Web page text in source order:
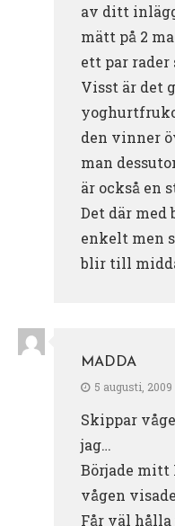
av ditt
mätt på 2
ett par rader
Visst är det
den vinner
man
är också en
Det där med
enkelt men
blir till
MADDA
5 augusti, 2009
Skippar
jag…
Började mitt
vågen
Får väl hålla